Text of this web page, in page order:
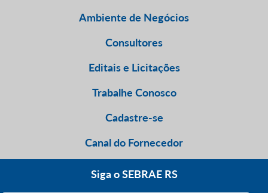
Ambiente de Negócios
Consultores
Editais e Licitações
Trabalhe Conosco
Cadastre-se
Canal do Fornecedor
Siga o SEBRAE RS